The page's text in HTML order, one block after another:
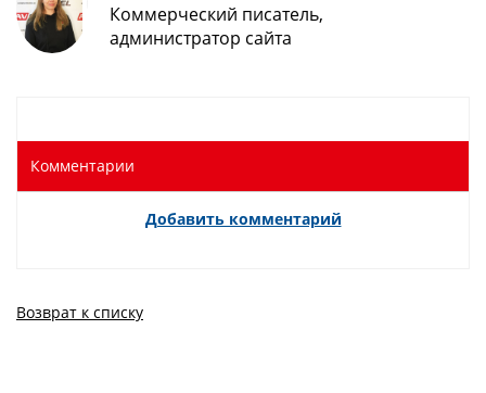
Коммерческий писатель,
администратор сайта
Комментарии
Добавить комментарий
Возврат к списку